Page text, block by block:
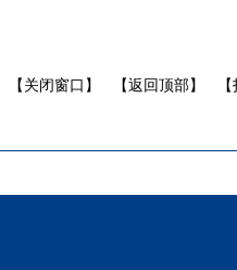
【关闭窗口】 【返回顶部】